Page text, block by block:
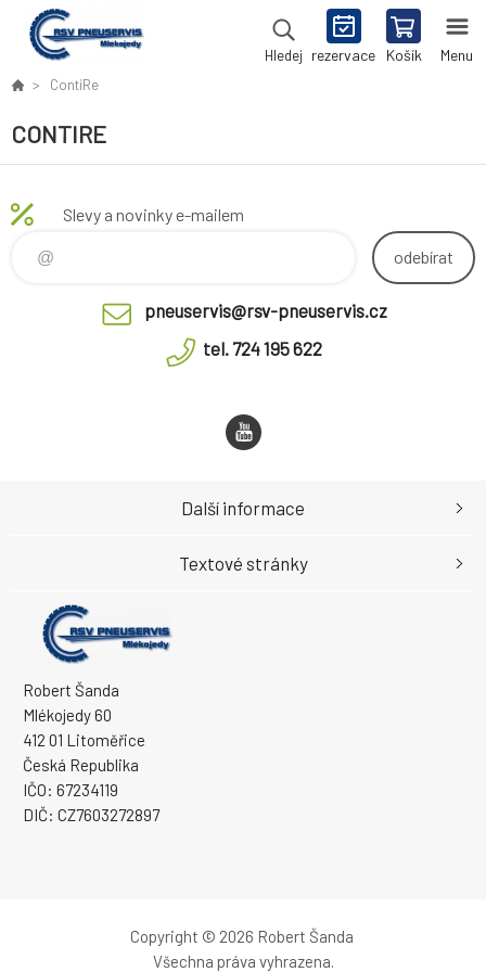
Hledej rezervace Košík Menu
ContiRe
CONTIRE
Slevy a novinky e-mailem
odebírat
pneuservis@rsv-pneuservis.cz
tel. 724 195 622
Robert Šanda
Mlékojedy 60
412 01 Litoměřice
Česká Republika
IČO: 67234119
DIČ: CZ7603272897
Další informace
Textové stránky
Copyright © 2026 Robert Šanda
Všechna práva vyhrazena.